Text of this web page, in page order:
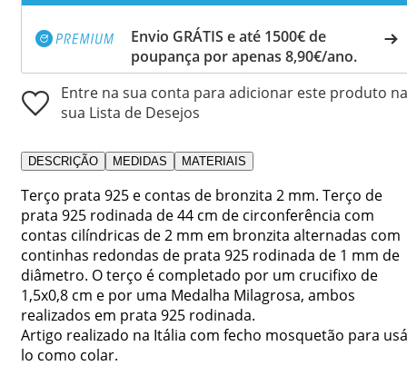
Envio GRÁTIS e até 1500€ de
poupança por apenas 8,90€/ano.
Entre na sua conta para adicionar este produto na
sua Lista de Desejos
DESCRIÇÃO MEDIDAS MATERIAIS
Terço prata 925 e contas de bronzita 2 mm. Terço de
prata 925 rodinada de 44 cm de circonferência com
contas cilíndricas de 2 mm em bronzita alternadas com
continhas redondas de prata 925 rodinada de 1 mm de
diâmetro. O terço é completado por um crucifixo de
1,5x0,8 cm e por uma Medalha Milagrosa, ambos
realizados em prata 925 rodinada.
Artigo realizado na Itália com fecho mosquetão para
lo como colar.